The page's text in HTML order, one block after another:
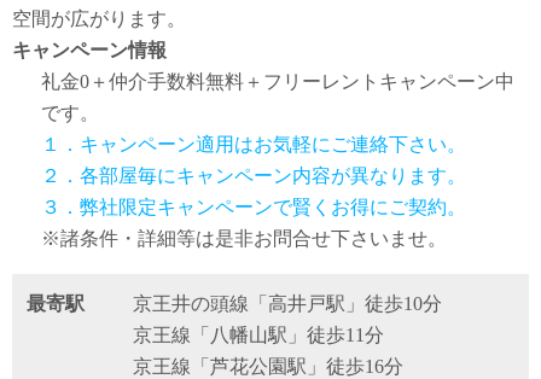
空間が広がります。
キャンペーン情報
礼金0 ＋仲介手数料無料 ＋ フリーレント キャンペーン中
です。
１．キャンペーン適用はお気軽にご連絡下さい。
２．各部屋毎にキャンペーン内容が異なります。
３．弊社限定キャンペーンで賢くお得にご契約。
※諸条件・詳細等は是非お問合せ下さいませ。
最寄駅
京王井の頭線「高井戸駅」徒歩10分
京王線「八幡山駅」徒歩11分
京王線「芦花公園駅」徒歩16分